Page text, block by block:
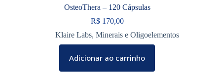
OsteoThera – 120 Cápsulas
R$170,00
Klaire Labs, Minerais e Oligoelementos
Adicionar ao carrinho